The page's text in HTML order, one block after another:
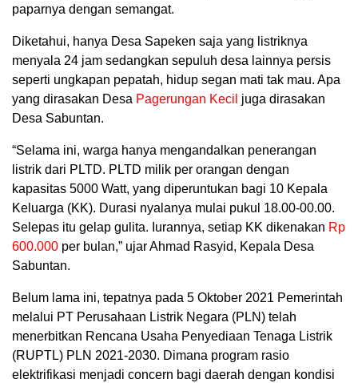
paparnya dengan semangat.
Diketahui, hanya Desa Sapeken saja yang listriknya
menyala 24 jam sedangkan sepuluh desa lainnya persis
seperti ungkapan pepatah, hidup segan mati tak mau. Apa
yang dirasakan Desa Pagerungan Kecil juga dirasakan
Desa Sabuntan.
“Selama ini, warga hanya mengandalkan penerangan
listrik dari PLTD. PLTD milik per orangan dengan
kapasitas 5000 Watt, yang diperuntukan bagi 10 Kepala
Keluarga (KK). Durasi nyalanya mulai pukul 18.00-00.00.
Selepas itu gelap gulita. Iurannya, setiap KK dikenakan Rp
600.000 per bulan,” ujar Ahmad Rasyid, Kepala Desa
Sabuntan.
Belum lama ini, tepatnya pada 5 Oktober 2021 Pemerintah
melalui PT Perusahaan Listrik Negara (PLN) telah
menerbitkan Rencana Usaha Penyediaan Tenaga Listrik
(RUPTL) PLN 2021-2030. Dimana program rasio
elektrifikasi menjadi concern bagi daerah dengan kondisi